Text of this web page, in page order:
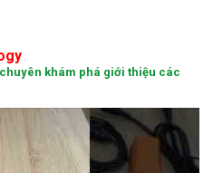
khám phá giới thiệu các